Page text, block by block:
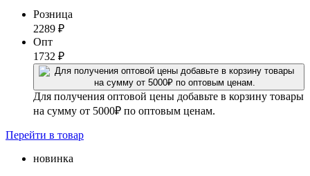
Розница
2289 ₽
Опт
1732 ₽
Для получения оптовой цены добавьте в корзину товары
на сумму от 5000₽ по оптовым ценам.
Перейти в товар
новинка